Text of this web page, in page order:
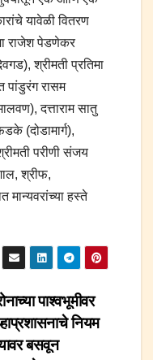
यावेळी वितरण
राजेश पेडणेकर
श्रीमती प्रतिमा
रासम
दत्ताराम सातु
(दोडामार्ग),
परीणी संजय
श्रीफ,
मान्यवरांच्या हस्ते
पाश्वभूमीवर
नियम
बसवून